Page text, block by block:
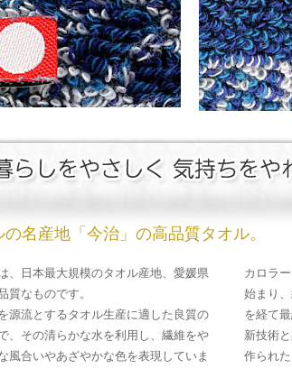
名産地「今治」の高品質タオル。
、日本最大規模のタオル産地、愛媛県
質なものです。
源流とするタオル生産に適した良質の
、その清らかな水を利用し、繊維をや
風合いやあざやかな色を表現していま
カロラ
始まり
を経て
新技術
作られ